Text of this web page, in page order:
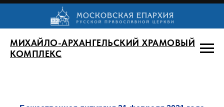
МИХАЙЛО-АРХАНГЕЛЬСКИЙ ХРАМОВЫЙ
КОМПЛЕКС